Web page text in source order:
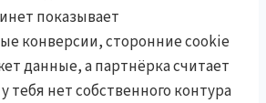
показывает
конверсии, сторонние cookie
данные, а партнёрка считает
тебя нет собственного контура